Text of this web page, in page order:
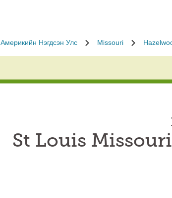
Америкийн Нэгдсэн Улс Missouri
St Louis